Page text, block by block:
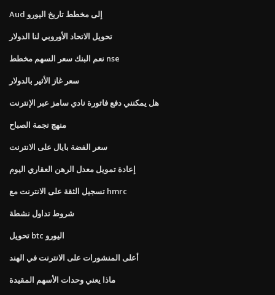
Aud إلى مخطط تاريخ اليورو
تحويل الاتحاد الأوروبي لنا الدولار
نعم البنك سعر السهم مخطط nse
سعر غاز الأثير بالدولار
هل يمكنني دفع فاتورة نادي سامز عبر الإنترنت
منهج نجمة الصباح
سعر الفضة بايال على الانترنت
إعادة تمويل معدل الرهن العقاري اليوم
تسجيل الثقة على الانترنت مع hmrc
شروط تداول نشطة
تحويل btc اليورو
أعلى المنشورات على الانترنت في الهند
ماذا يعني وحدات الأسهم المقيدة